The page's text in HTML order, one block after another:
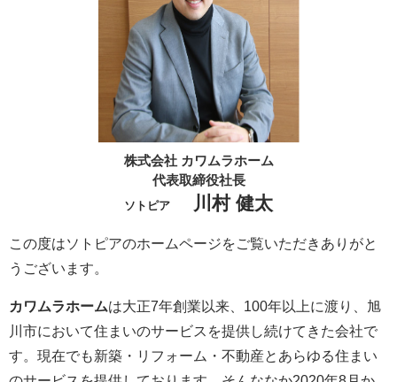
株式会社 カワムラホーム
代表取締役社長
ソトピア 川村 健太
この度はソトピアのホームページをご覧いただきありがと
うございます。
カワムラホームは大正7年創業以来、100年以上に渡り、旭
川市において住まいのサービスを提供し続けてきた会社で
す。現在でも新築・リフォーム・不動産とあらゆる住まい